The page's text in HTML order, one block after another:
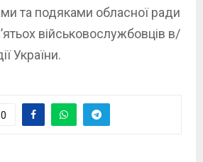
та подяками обласної ради
військовослужбовців в/
України.
0